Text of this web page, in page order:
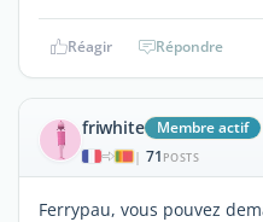
Réagir Répondre
friwhite Membre actif
| 71 POSTS
Ferrypau, vous pouvez